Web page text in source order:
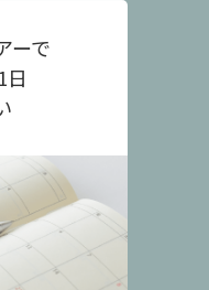
ーで
日